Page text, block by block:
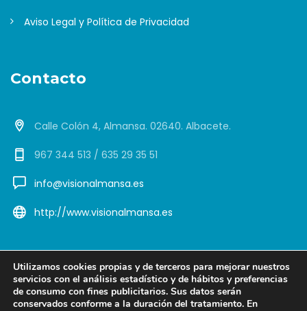
Aviso Legal y Política de Privacidad
Contacto
Calle Colón 4, Almansa. 02640. Albacete.
967 344 513 / 635 29 35 51
info@visionalmansa.es
http://www.visionalmansa.es
Copyright © 2026 Visión Almansa. Diseño Web ViveAlmansa
Utilizamos cookies propias y de terceros para mejorar nuestros
servicios con el análisis estadístico y de hábitos y preferencias
de consumo con fines publicitarios. Sus datos serán
conservados conforme a la duración del tratamiento. En